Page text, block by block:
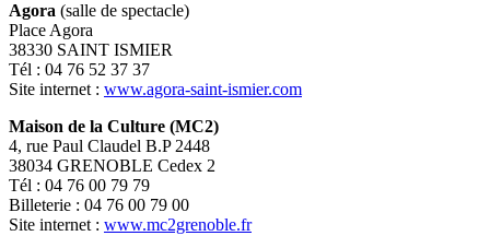
Agora (salle de spectacle)
Place Agora
38330 SAINT ISMIER
Tél : 04 76 52 37 37
Site internet : www.agora-saint-ismier.com
Maison de la Culture (MC2)
4, rue Paul Claudel B.P 2448
38034 GRENOBLE Cedex 2
Tél : 04 76 00 79 79
Billeterie : 04 76 00 79 00
Site internet : www.mc2grenoble.fr